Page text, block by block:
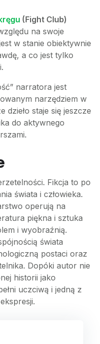
(Fight Club)
na swoje
w stanie obiektywnie
a co jest tylko
narratora jest
narzędziem w
dzieło staje się jeszcze
do aktywnego
Fikcja to po
świata i człowieka.
operują na
piękna i sztuka
i wyobraźnią.
świata
postaci oraz
Dopóki autor nie
historii jako
uczciwą i jedną z